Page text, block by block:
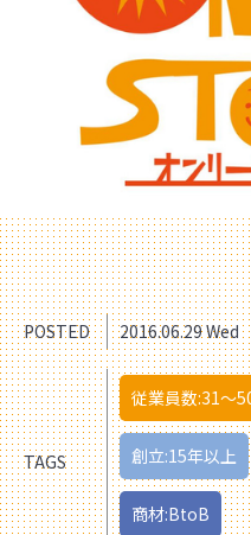
POSTED 2016.06.29 Wed
TAGS
従業員数:31〜
創立:15年以上
商材:BtoB